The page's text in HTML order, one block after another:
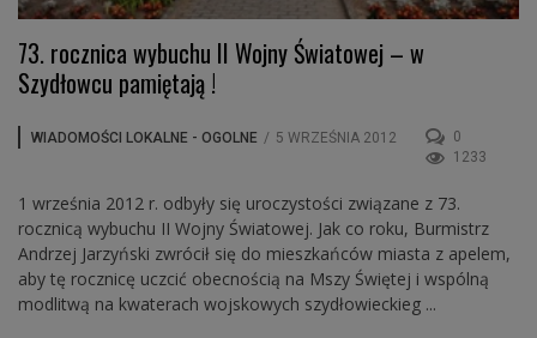
73. rocznica wybuchu II Wojny Światowej – w
Szydłowcu pamiętają !
WIADOMOŚCI LOKALNE - OGOLNE / 5 WRZEŚNIA 2012
0
1233
1 września 2012 r. odbyły się uroczystości związane z 73.
rocznicą wybuchu II Wojny Światowej. Jak co roku, Burmistrz
Andrzej Jarzyński zwrócił się do mieszkańców miasta z apelem,
aby tę rocznicę uczcić obecnością na Mszy Świętej i wspólną
modlitwą na kwaterach wojskowych szydłowieckieg ...